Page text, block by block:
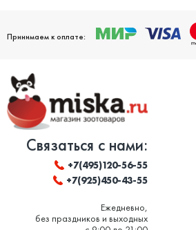
Принимаем к оплате:
Связаться с нами:
+7(495)120-56-55
+7(925)450-43-55
Ежедневно,
без праздников и выходных